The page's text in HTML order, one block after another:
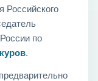
Российского
по
.